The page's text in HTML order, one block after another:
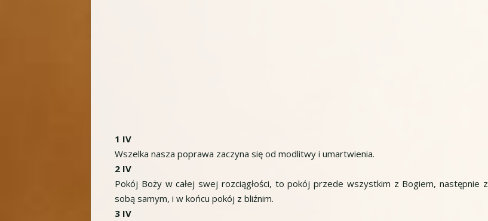
1 IV
Wszelka nasza poprawa zaczyna się od modlitwy i umartwienia.
2 IV
Pokój Boży w całej swej rozciągłości, to pokój przede wszystkim z Bogiem, następnie z
sobą samym, i w końcu pokój z bliźnim.
3 IV